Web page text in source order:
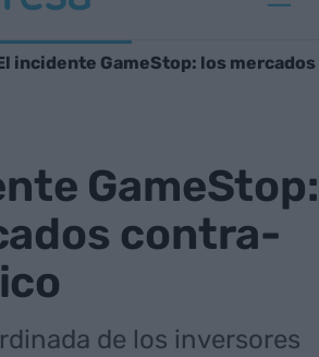
incidente GameStop: los mercados
GameStop:
contra-
de los inversores